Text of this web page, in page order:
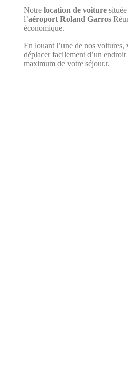
Notre location de voituresituée
l’aéroport Roland Garros
économique.
En louant l’une de nos voitures,
déplacer facilement d’un
maximum de votre séjour.r.